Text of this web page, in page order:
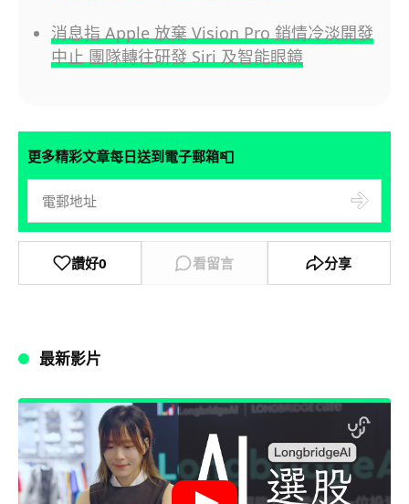
消息指 Apple 放棄 Vision Pro 銷情冷淡開發
中止 團隊轉往研發 Siri 及智能眼鏡
更多精彩文章每日送到電子郵箱📮
讚好0 看留言 分享
最新影片